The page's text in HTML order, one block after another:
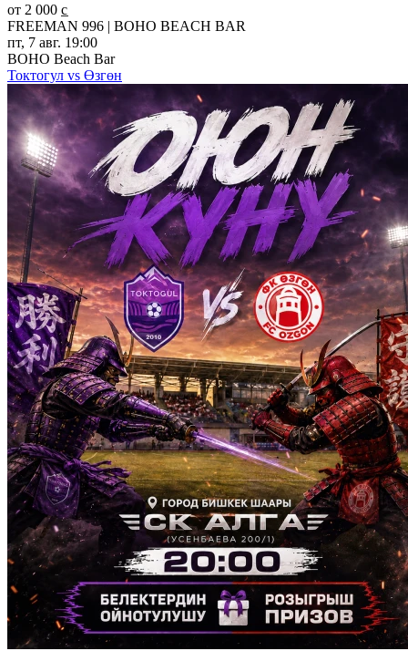
от 2 000 c̲
FREEMAN 996 | BOHO BEACH BAR
пт, 7 авг. 19:00
BOHO Beach Bar
Токтогул vs Өзгөн